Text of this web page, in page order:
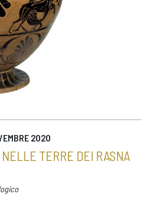
2020
NELLE TERRE DEI RASNA